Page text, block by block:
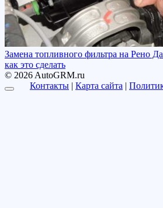
Замена топливного фильтра на Рено
как это сделать
© 2026 AutoGRM.ru
Контакты | Карта сайта |